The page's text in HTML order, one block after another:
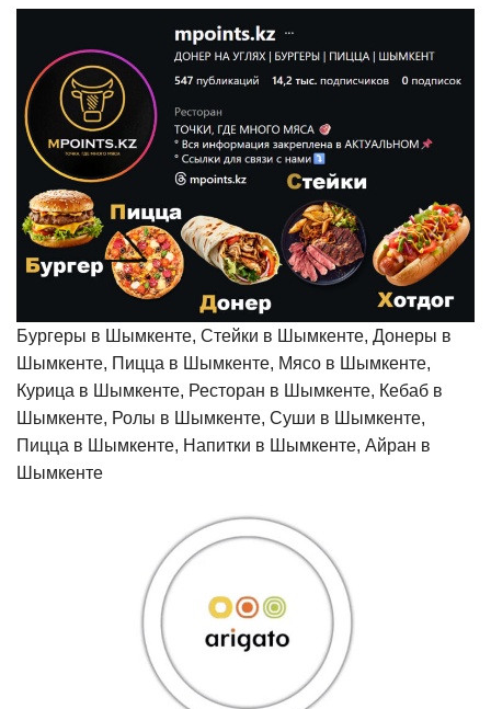
Бургеры в Шымкенте, Стейки в Шымкенте, Донеры в
Шымкенте, Пицца в Шымкенте, Мясо в Шымкенте,
Курица в Шымкенте, Ресторан в Шымкенте, Кебаб в
Шымкенте, Ролы в Шымкенте, Суши в Шымкенте,
Пицца в Шымкенте, Напитки в Шымкенте, Айран в
Шымкенте